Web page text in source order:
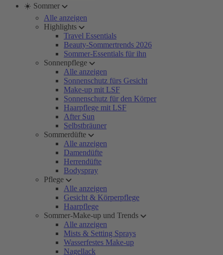
☀️ Sommer
Alle anzeigen
Highlights
Travel Essentials
Beauty-Sommertrends 2026
Sommer-Essentials für ihn
Sonnenpflege
Alle anzeigen
Sonnenschutz fürs Gesicht
Make-up mit LSF
Sonnenschutz für den Körper
Haarpflege mit LSF
After Sun
Selbstbräuner
Sommerdüfte
Alle anzeigen
Damendüfte
Herrendüfte
Bodyspray
Pflege
Alle anzeigen
Gesicht & Körperpflege
Haarpflege
Sommer-Make-up und Trends
Alle anzeigen
Mists & Setting Sprays
Wasserfestes Make-up
Nagellack